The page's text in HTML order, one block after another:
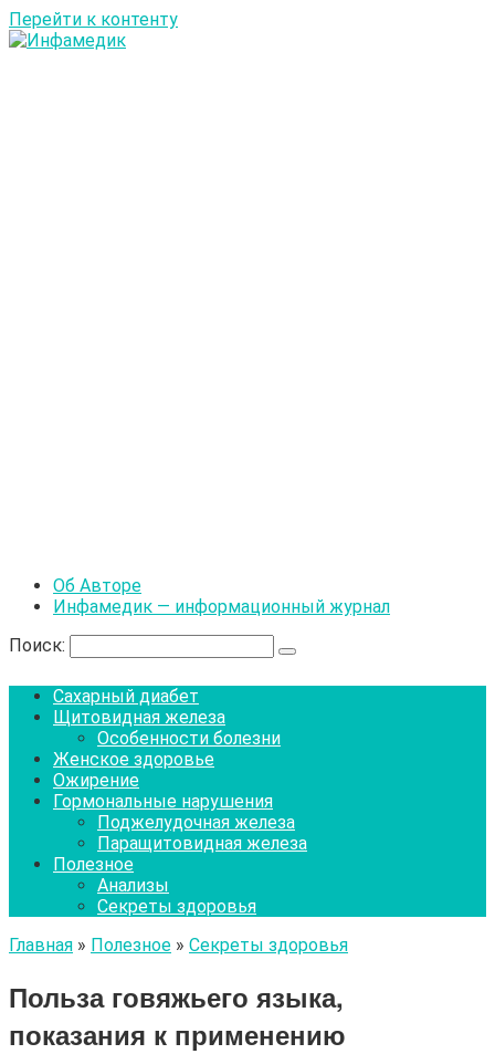
Перейти к контенту
Об Авторе
Инфамедик — информационный журнал
Поиск:
Сахарный диабет
Щитовидная железа
Особенности болезни
Женское здоровье
Ожирение
Гормональные нарушения
Поджелудочная железа
Паращитовидная железа
Полезное
Анализы
Секреты здоровья
Главная » Полезное » Секреты здоровья
Польза говяжьего языка,
показания к применению